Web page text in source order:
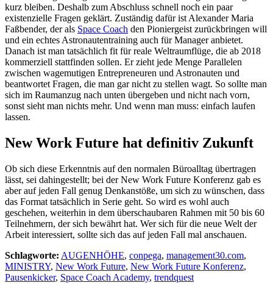
kurz bleiben. Deshalb zum Abschluss schnell noch ein paar
existenzielle Fragen geklärt. Zuständig dafür ist Alexander Maria
Faßbender, der als Space Coach den Pioniergeist zurückbringen will
und ein echtes Astronautentraining auch für Manager anbietet.
Danach ist man tatsächlich fit für reale Weltraumflüge, die ab 2018
kommerziell stattfinden sollen. Er zieht jede Menge Parallelen
zwischen wagemutigen Entrepreneuren und Astronauten und
beantwortet Fragen, die man gar nicht zu stellen wagt. So sollte man
sich im Raumanzug nach unten übergeben und nicht nach vorn,
sonst sieht man nichts mehr. Und wenn man muss: einfach laufen
lassen.
New Work Future hat definitiv Zukunft
Ob sich diese Erkenntnis auf den normalen Büroalltag übertragen
lässt, sei dahingestellt; bei der New Work Future Konferenz gab es
aber auf jeden Fall genug Denkanstöße, um sich zu wünschen, dass
das Format tatsächlich in Serie geht. So wird es wohl auch
geschehen, weiterhin in dem überschaubaren Rahmen mit 50 bis 60
Teilnehmern, der sich bewährt hat. Wer sich für die neue Welt der
Arbeit interessiert, sollte sich das auf jeden Fall mal anschauen.
Schlagworte: AUGENHÖHE, conpega, management30.com,
MINISTRY, New Work Future, New Work Future Konferenz,
Pausenkicker, Space Coach Academy, trendquest